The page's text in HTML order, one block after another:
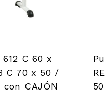
C 60 x
C 70 x 50 /
CAJÓN
50